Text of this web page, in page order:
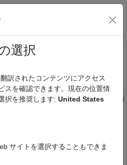
ナビゲーション メ
コ
の作成
ポートでは、イメージの領域をリンク
ブラウザーのイメージ内でリンク領
ンク ターゲットにマッピングできま
それぞれのイメージ領域に対して
選択
訳されたコンテンツにアクセス
スを確認できます。現在の位置情
択を推奨します: United States
サイトを選択することもできま